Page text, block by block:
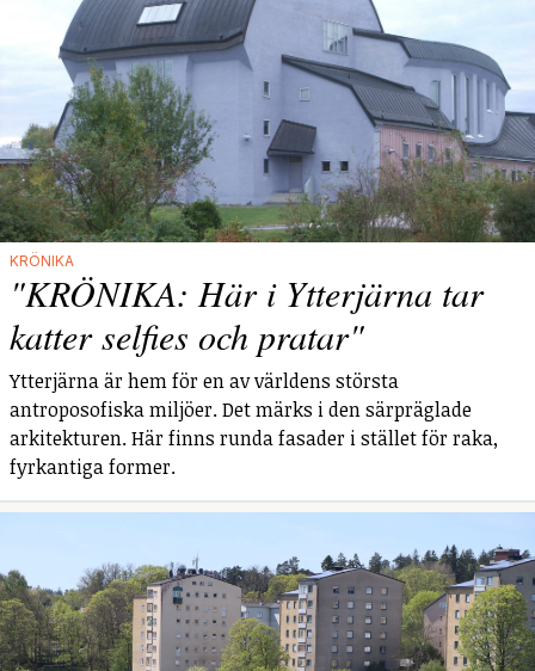
KRÖNIKA
"KRÖNIKA: Här i Ytterjärna tar
katter selfies och pratar"
Ytterjärna är hem för en av världens största
antroposofiska miljöer. Det märks i den särpräglade
arkitekturen. Här finns runda fasader i stället för raka,
fyrkantiga former.